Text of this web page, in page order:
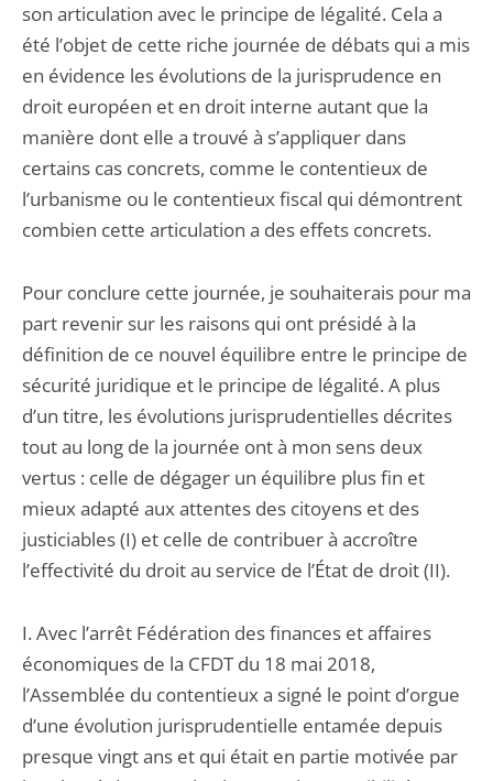
son articulation avec le principe de légalité. Cela a
été l’objet de cette riche journée de débats qui a mis
en évidence les évolutions de la jurisprudence en
droit européen et en droit interne autant que la
manière dont elle a trouvé à s’appliquer dans
certains cas concrets, comme le contentieux de
l’urbanisme ou le contentieux fiscal qui démontrent
combien cette articulation a des effets concrets.
Pour conclure cette journée, je souhaiterais pour ma
part revenir sur les raisons qui ont présidé à la
définition de ce nouvel équilibre entre le principe de
sécurité juridique et le principe de légalité. A plus
d’un titre, les évolutions jurisprudentielles décrites
tout au long de la journée ont à mon sens deux
vertus : celle de dégager un équilibre plus fin et
mieux adapté aux attentes des citoyens et des
justiciables (I) et celle de contribuer à accroître
l’effectivité du droit au service de l’État de droit (II).
I. Avec l’arrêt Fédération des finances et affaires
économiques de la CFDT du 18 mai 2018,
l’Assemblée du contentieux a signé le point d’orgue
d’une évolution jurisprudentielle entamée depuis
presque vingt ans et qui était en partie motivée par